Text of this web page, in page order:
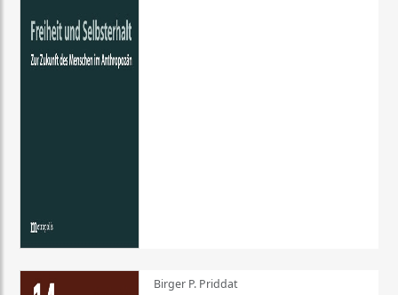
Birger P. Priddat